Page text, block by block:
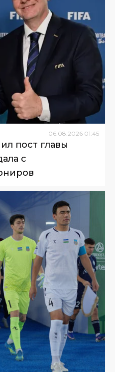
06.08.2026 01:45
пост главы
с